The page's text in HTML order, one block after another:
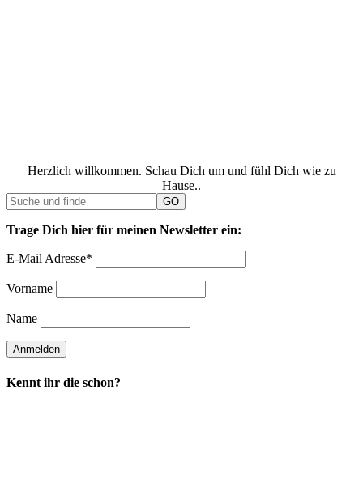
Herzlich willkommen. Schau Dich um und fühl Dich wie zu
Hause..
Trage Dich hier für meinen Newsletter ein:
E-Mail Adresse*
Vorname
Name
Kennt ihr die schon?